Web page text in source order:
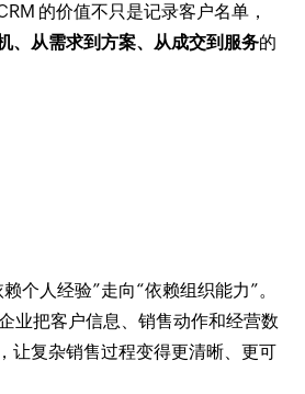
的价值不只是记录客户名单，
、从需求到方案、从成交到服务的
个人经验”走向“依赖组织能力”。
业把客户信息、销售动作和经营数
让复杂销售过程变得更清晰、更可